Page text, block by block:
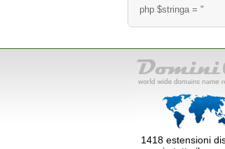
php $stringa = "
1418 estensioni